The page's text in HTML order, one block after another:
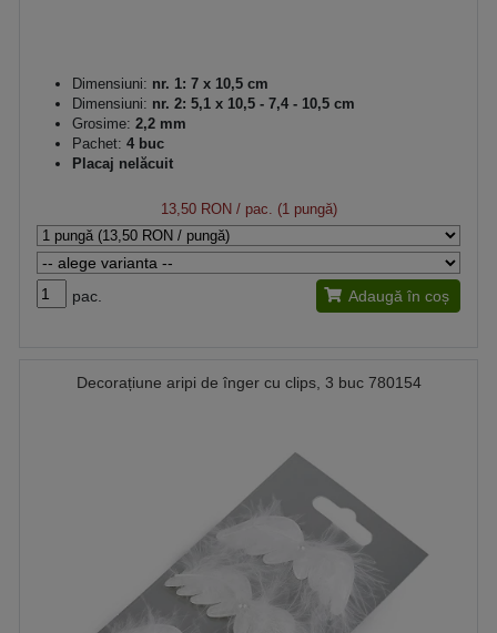
Dimensiuni: nr. 1: 7 x 10,5 cm
Dimensiuni: nr. 2: 5,1 x 10,5 - 7,4 - 10,5 cm
Grosime: 2,2 mm
Pachet: 4 buc
Placaj nelăcuit
13,50 RON / pac. (1 pungă)
pac. Adaugă în coș
Decorațiune aripi de înger cu clips, 3 buc 780154